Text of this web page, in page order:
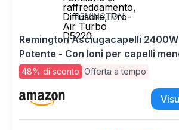
raffreddamento,
Diffusore, Pro-
Air Turbo
D5220
REMINGTON
Remington Asciugacapelli
Potente - Con Ioni per capelli
livelli di riscaldamento e 2 di
Funzione di raffreddamento,
Turbo D5220
48% di sconto Offerta a tempo